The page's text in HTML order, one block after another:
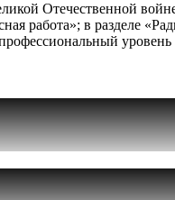
Отечественной
работа»; в разделе